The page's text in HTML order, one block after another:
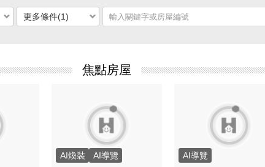
更多條件(1)
焦點房屋
AI煥裝 AI導覽 AI導覽